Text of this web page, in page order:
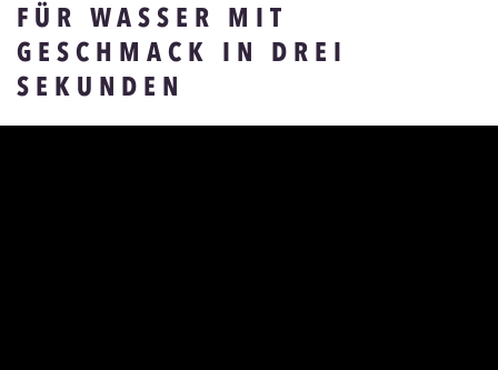
FÜR WASSER MIT
GESCHMACK IN DREI
SEKUNDEN